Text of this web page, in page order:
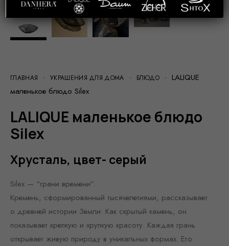
ГЛАВНАЯ УКРАШЕНИЯ ДЛЯ ДОМА БЛЮДО
LALIQUE
маленькое блюдо Silex
LALIQUE маленькое блюдо
Silex
Хрусталь, цвет- серый
Silex — “грани времени”.
Кремень, сформированный тысячелетиями, рассказывает
о древней истории Земли. Как скрытый камень, он
показывает крепкую и хрупкую красоту. Каждая грань
открывает живую природу в уникальных формах. Его